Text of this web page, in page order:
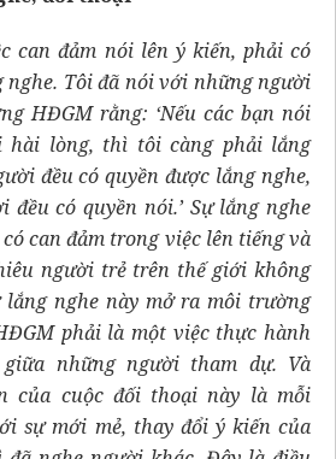
can đảm nói lên ý kiến, phải có
nghe. Tôi đã nói với những người
HĐGM rằng: ‘Nếu các bạn nói
hài lòng, thì tôi càng phải lắng
đều có quyền được lắng nghe,
có quyền nói.’ Sự lắng nghe
can đảm trong việc lên tiếng và
người trẻ trên thế giới không
lắng nghe này mở ra môi trường
phải là một việc thực hành
những người tham dự. Và
của cuộc đối thoại này là mỗi
sự mới mẻ, thay đổi ý kiến của